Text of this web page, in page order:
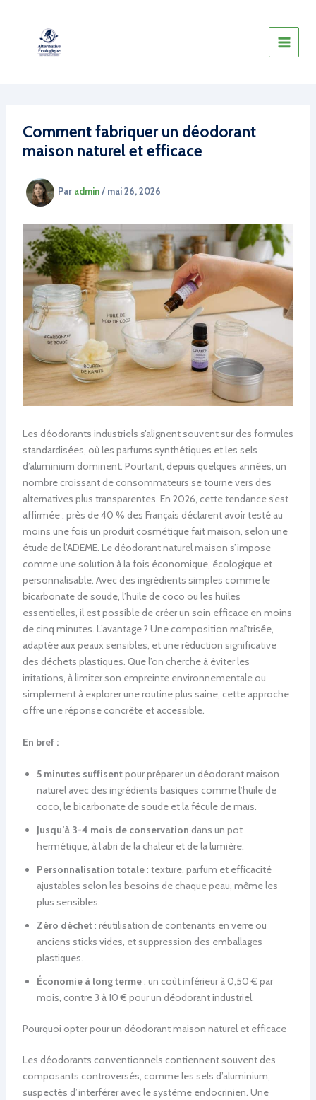
Comment fabriquer un déodorant
maison naturel et efficace
Par admin/ mai 26, 2026
Les déodorants industriels s’alignent souvent sur des formules
standardisées, où les parfums synthétiques et les sels
d’aluminium dominent. Pourtant, depuis quelques années, un
nombre croissant de consommateurs se tourne vers des
alternatives plus transparentes. En 2026, cette tendance s’est
affirmée : près de 40 % des Français déclarent avoir testé au
moins une fois un produit cosmétique fait maison, selon une
étude de l’ADEME. Le déodorant naturel maison s’impose
comme une solution à la fois économique, écologique et
personnalisable. Avec des ingrédients simples comme le
bicarbonate de soude, l’huile de coco ou les huiles
essentielles, il est possible de créer un soin efficace en moins
de cinq minutes. L’avantage ? Une composition maîtrisée,
adaptée aux peaux sensibles, et une réduction significative
des déchets plastiques. Que l’on cherche à éviter les
irritations, à limiter son empreinte environnementale ou
simplement à explorer une routine plus saine, cette approche
offre une réponse concrète et accessible.
En bref :
5 minutes suffisentpour préparer un déodorant maison
naturel avec des ingrédients basiques comme l’huile de
coco, le bicarbonate de soude et la fécule de maïs.
Jusqu’à 3-4 mois de conservation dans un pot
hermétique, à l’abri de la chaleur et de la lumière.
Personnalisation totale: texture, parfum et efficacité
ajustables selon les besoins de chaque peau, même les
plus sensibles.
Zéro déchet: réutilisation de contenants en verre ou
anciens sticks vides, et suppression des emballages
plastiques.
Économie à long terme: un coût inférieur à 0,50 € par
mois, contre 3 à 10 € pour un déodorant industriel.
Pourquoi opter pour un déodorant maison naturel et efficace
Les déodorants conventionnels contiennent souvent des
composants controversés, comme les sels d’aluminium,
suspectés d’interférer avec le système endocrinien. Une